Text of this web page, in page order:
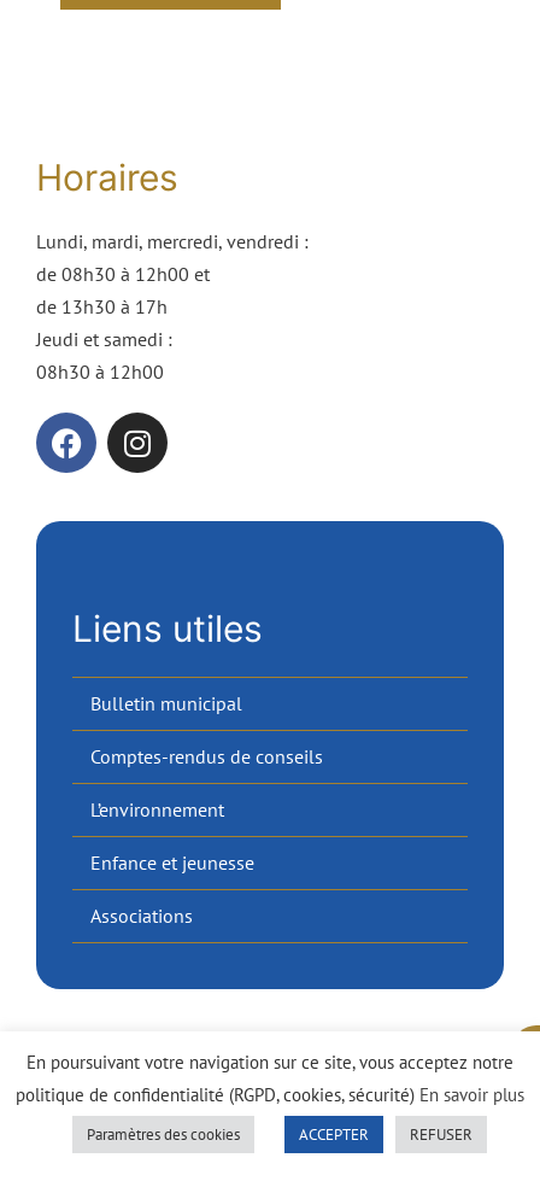
Horaires
Lundi, mardi, mercredi, vendredi :
de 08h30 à 12h00 et
de 13h30 à 17h
Jeudi et samedi :
08h30 à 12h00
Liens utiles
Bulletin municipal
Comptes-rendus de conseils
L’environnement
Enfance et jeunesse
Associations
En poursuivant votre navigation sur ce site, vous acceptez notre
politique de confidentialité (RGPD, cookies, sécurité) En savoir plus
Paramètres des cookies ACCEPTER REFUSER